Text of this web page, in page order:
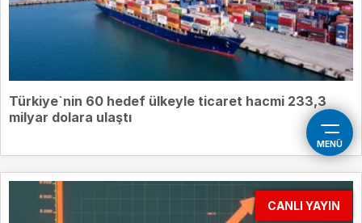
MENÜ
CANLI YAYIN
Türkiye`nin 60 hedef ülkeyle ticaret hacmi 233,3
milyar dolara ulaştı